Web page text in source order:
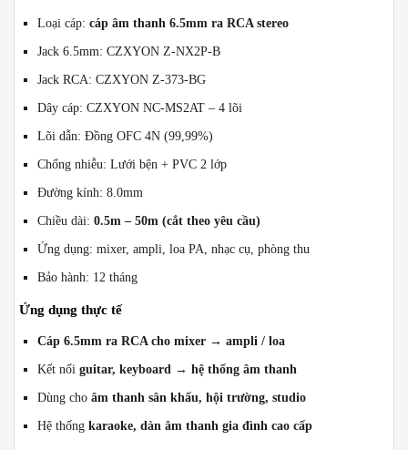
Loại cáp: cáp âm thanh 6.5mm ra RCA stereo
Jack 6.5mm: CZXYON Z-NX2P-B
Jack RCA: CZXYON Z-373-BG
Dây cáp: CZXYON NC-MS2AT – 4 lõi
Lõi dẫn: Đồng OFC 4N (99,99%)
Chống nhiễu: Lưới bện + PVC 2 lớp
Đường kính: 8.0mm
Chiều dài: 0.5m – 50m (cắt theo yêu cầu)
Ứng dụng: mixer, ampli, loa PA, nhạc cụ, phòng thu
Bảo hành: 12 tháng
Ứng dụng thực tế
Cáp 6.5mm ra RCA cho mixer → ampli / loa
Kết nối guitar, keyboard → hệ thống âm thanh
Dùng cho âm thanh sân khấu, hội trường, studio
Hệ thống karaoke, dàn âm thanh gia đình cao cấp